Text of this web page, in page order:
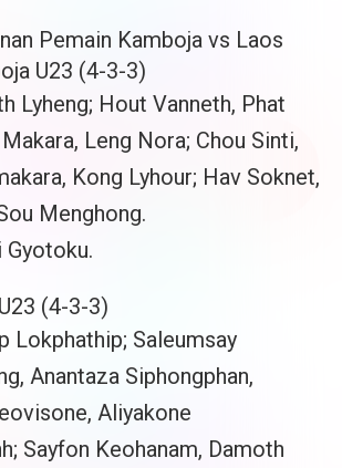
Pemain Kamboja vs Laos
U23 (4-3-3)
Lyheng; Hout Vanneth, Phat
Leng Nora; Chou Sinti,
Kong Lyhour; Hav Soknet,
Menghong.
Gyotoku.
(4-3-3)
Lokphathip; Saleumsay
Anantaza Siphongphan,
Aliyakone
Sayfon Keohanam, Damoth